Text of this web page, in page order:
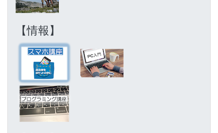
【情報】